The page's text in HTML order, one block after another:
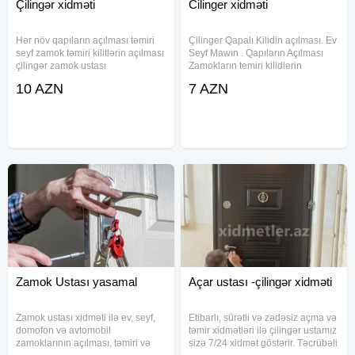
Çilingər xidməti
Hər növ qapıların açılması təmiri
seyf zamok təmiri kilitlərin açılması
çilingər zamok ustası
10 AZN
Cilinger xidməti
Çilinger Qapalı Kilidin açılması. Ev
Seyf Mawın . Qapıların Açılması
Zamokların temiri kilidlerin
yerinde operativ gece gunduz
7 AZN
Zamok Ustası yasamal
Zamok ustası xidməti ilə ev, seyf,
domofon və avtomobil
zamoklarının açılması, təmiri və
Açar ustası -çilingər xidməti
Etibarlı, sürətli və zədəsiz açma və
təmir xidmətləri ilə çilingər ustamız
sizə 7/24 xidmət göstərir. Təcrübəli